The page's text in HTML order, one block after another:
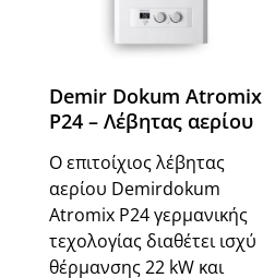
Demir Dokum Atromix
P24 – Λέβητας αερίου
Ο επιτοίχιος λέβητας
αερίου Demirdokum
Atromix P24 γερμανικής
τεχολογίας διαθέτει ισχύ
θέρμανσης 22 kW και